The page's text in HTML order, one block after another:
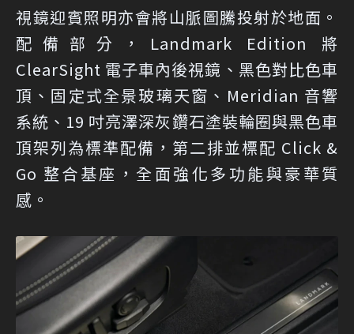
視鏡迎賓照明亦會將山脈圖騰投射於地面。
配備部分，Landmark Edition 將
ClearSight 電子車內後視鏡、黑色對比色車
頂、固定式全景玻璃天窗、Meridian 音響
系統、19 吋亮澤深灰鑽石塗裝輪圈與黑色車
頂架列為標準配備，第二排並標配 Click &
Go 整合基座，全面強化多功能與豪華質
感。